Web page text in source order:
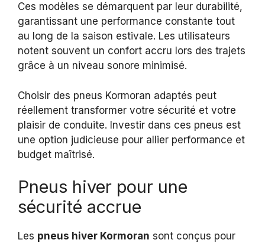
Ces modèles se démarquent par leur durabilité,
garantissant une performance constante tout
au long de la saison estivale. Les utilisateurs
notent souvent un confort accru lors des trajets
grâce à un niveau sonore minimisé.
Choisir des pneus Kormoran adaptés peut
réellement transformer votre sécurité et votre
plaisir de conduite. Investir dans ces pneus est
une option judicieuse pour allier performance et
budget maîtrisé.
Pneus hiver pour une
sécurité accrue
Les pneus hiver Kormoran sont conçus pour